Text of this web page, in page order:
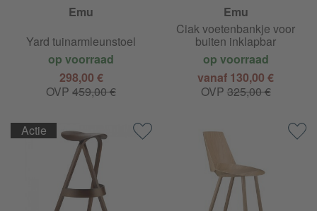
Emu
Yard tuinarmleunstoel
op voorraad
298,00 €
OVP459,00 €
Emu
Ciak voetenbankje voor
buiten inklapbar
op voorraad
vanaf 130,00 €
OVP 325,00 €
Actie